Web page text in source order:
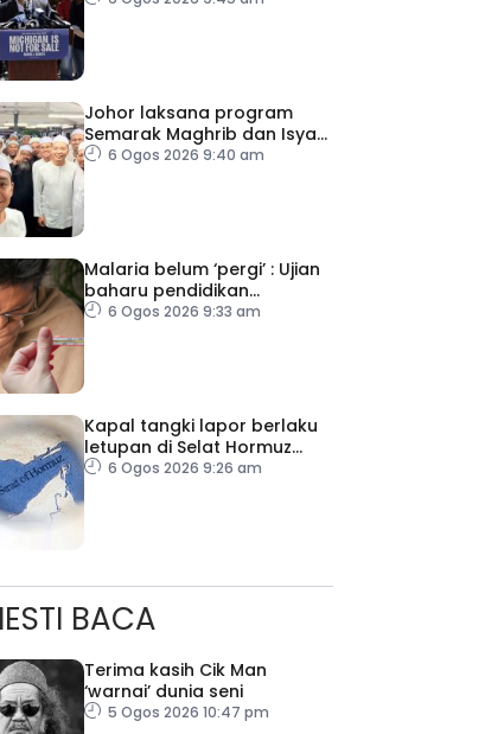
Johor laksana program
Semarak Maghrib dan Isyak
perkasa solat berjemaah
6 Ogos 2026 9:40 am
Malaria belum ‘pergi’ : Ujian
baharu pendidikan
perubatan dan sistem
6 Ogos 2026 9:33 am
Kapal tangki lapor berlaku
letupan di Selat Hormuz
ketika Iran-Oman berunding
6 Ogos 2026 9:26 am
BACA
Terima kasih Cik Man
‘warnai’ dunia seni
5 Ogos 2026 10:47 pm